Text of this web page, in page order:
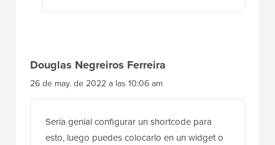
Douglas Negreiros Ferreira
26 de may. de 2022 a las 10:06 am
Sería genial configurar un shortcode para
esto, luego puedes colocarlo en un widget o